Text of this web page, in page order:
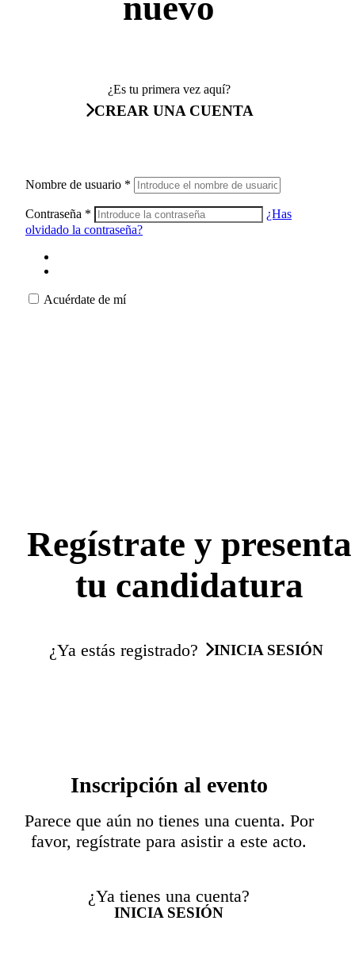
¿Es tu primera vez aquí?
CREAR UNA CUENTA
Nombre de usuario *
Contraseña *
¿Has
olvidado la contraseña?
Acuérdate de mí
Regístrate y presenta
tu candidatura
¿Ya estás registrado? INICIA SESIÓN
Inscripción al evento
Parece que aún no tienes una cuenta. Por
favor, regístrate para asistir a este acto.
¿Ya tienes una cuenta?
INICIA SESIÓN